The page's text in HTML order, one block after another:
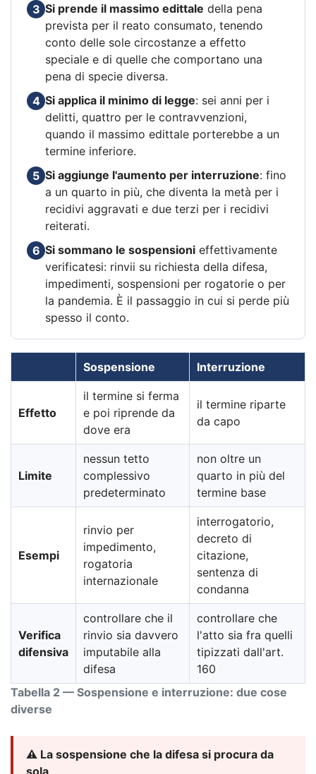
3 Si prende il massimo edittale della pena
prevista per il reato consumato, tenendo
conto delle sole circostanze a effetto
speciale e di quelle che comportano una
pena di specie diversa.
4 Si applica il minimo di legge: sei anni per i
delitti, quattro per le contravvenzioni,
quando il massimo edittale porterebbe a un
termine inferiore.
5 Si aggiunge l'aumento per interruzione: fino
a un quarto in più, che diventa la metà per i
recidivi aggravati e due terzi per i recidivi
reiterati.
6 Si sommano le sospensioni effettivamente
verificatesi: rinvii su richiesta della difesa,
impedimenti, sospensioni per rogatorie o per
la pandemia. È il passaggio in cui si perde più
spesso il conto.
Tabella 2 — Sospensione e interruzione: due cose
diverse
Sospensione Interruzione
Effetto
il termine si ferma
e poi riprende da
dove era
il termine riparte
da capo
Limite
nessun tetto
complessivo
predeterminato
non oltre un
quarto in più del
termine base
Esempi
rinvio per
impedimento,
rogatoria
internazionale
interrogatorio,
decreto di
citazione,
sentenza di
condanna
Verifica
difensiva
controllare che il
rinvio sia davvero
imputabile alla
difesa
controllare che
l'atto sia fra quelli
tipizzati dall'art.
160
⚠️ La sospensione che la difesa si procura da
sola